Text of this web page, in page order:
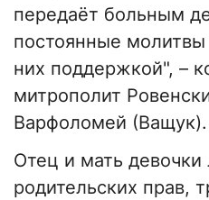
передаёт больным
постоянные
них поддержкой", –
митрополит
Варфоломей (Ващук).
Отец и мать
родительских прав,